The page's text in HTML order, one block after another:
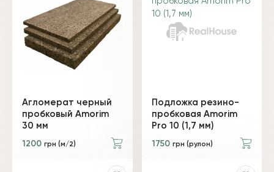
Агломерат черный
пробковый Amorim
30 мм
1200 грн (м/2)
Подложка резино-
пробковая Amorim
Pro 10 (1,7 мм)
1750 грн (рулон)